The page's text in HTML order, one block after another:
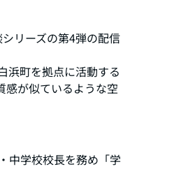
リーズの第4弾の配信
浜町を拠点に活動する
感が似ているような空
中学校校長を務め「学